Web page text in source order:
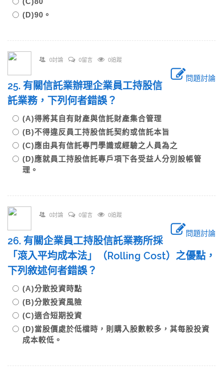
(D)90。
0討論 0留言 0追蹤
問題討論
25. 有關信託業辦理企業員工持股信
託業務，下列何者錯誤？
(A)得將其自有財產與信託財產集合管理
(B)不得違反員工持股信託契約或信託本旨
(C)應由具有信託專門學識或經驗之人員為之
(D)應就員工持股信託專戶項下各受益人分別設帳管
理。
0討論 0留言 0追蹤
問題討論
26. 有關企業員工持股信託業務所採
「滾入平均成本法」（Rolling Cost）之優點，
下列敘述何者錯誤？
(A)分散投資時點
(B)分散投資風險
(C)適合短期投資
(D)當股價處於低檔時，則購入股數較多，其每股投資
成本較低。